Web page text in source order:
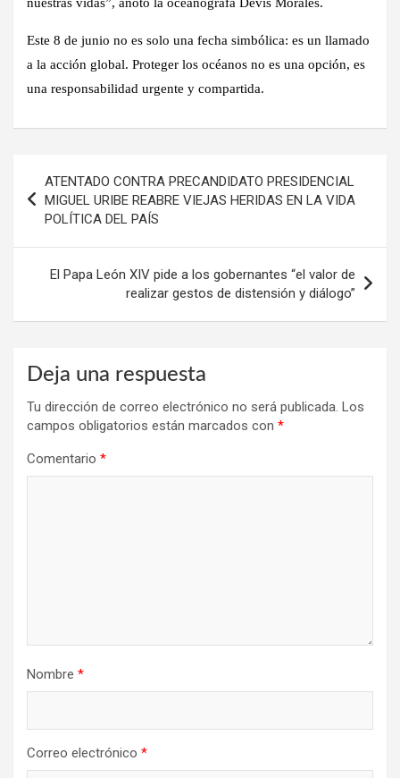
Este 8 de junio no es solo una fecha simbólica: es un llamado
a la acción global. Proteger los océanos no es una opción, es
una responsabilidad urgente y compartida.
de
entradas
ATENTADO CONTRA PRECANDIDATO PRESIDENCIAL
MIGUEL URIBE REABRE VIEJAS HERIDAS EN LA VIDA
POLÍTICA DEL PAÍS
El Papa León XIV pide a los gobernantes “el valor de
realizar gestos de distensión y diálogo”
Deja una respuesta
Tu dirección de correo electrónico no será publicada. Los
campos obligatorios están marcados con *
Comentario *
Nombre *
Correo electrónico *